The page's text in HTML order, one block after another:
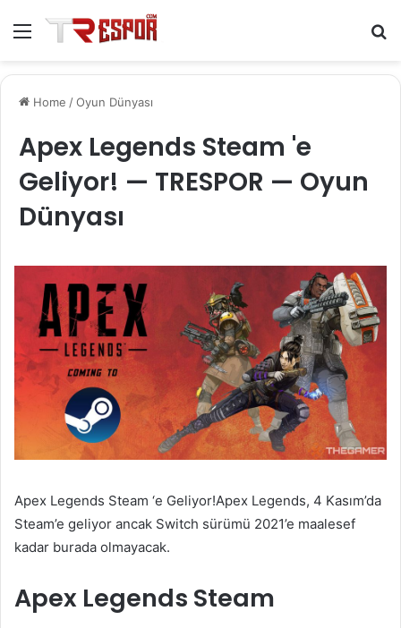
Home /Oyun Dünyası
Apex Legends Steam 'e
Geliyor! — TRESPOR — Oyun
Dünyası
Apex Legends Steam ‘e Geliyor!Apex Legends, 4 Kasım’da
Steam’e geliyor ancak Switch sürümü 2021’e maalesef
kadar burada olmayacak.
Apex Legends Steam